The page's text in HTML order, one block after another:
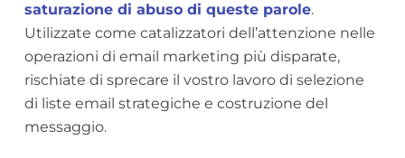
saturazione di abuso di queste parole.
Utilizzate come catalizzatori dell’attenzione nelle
operazioni di email marketing più disparate,
rischiate di sprecare il vostro lavoro di selezione
di liste email strategiche e costruzione del
messaggio.